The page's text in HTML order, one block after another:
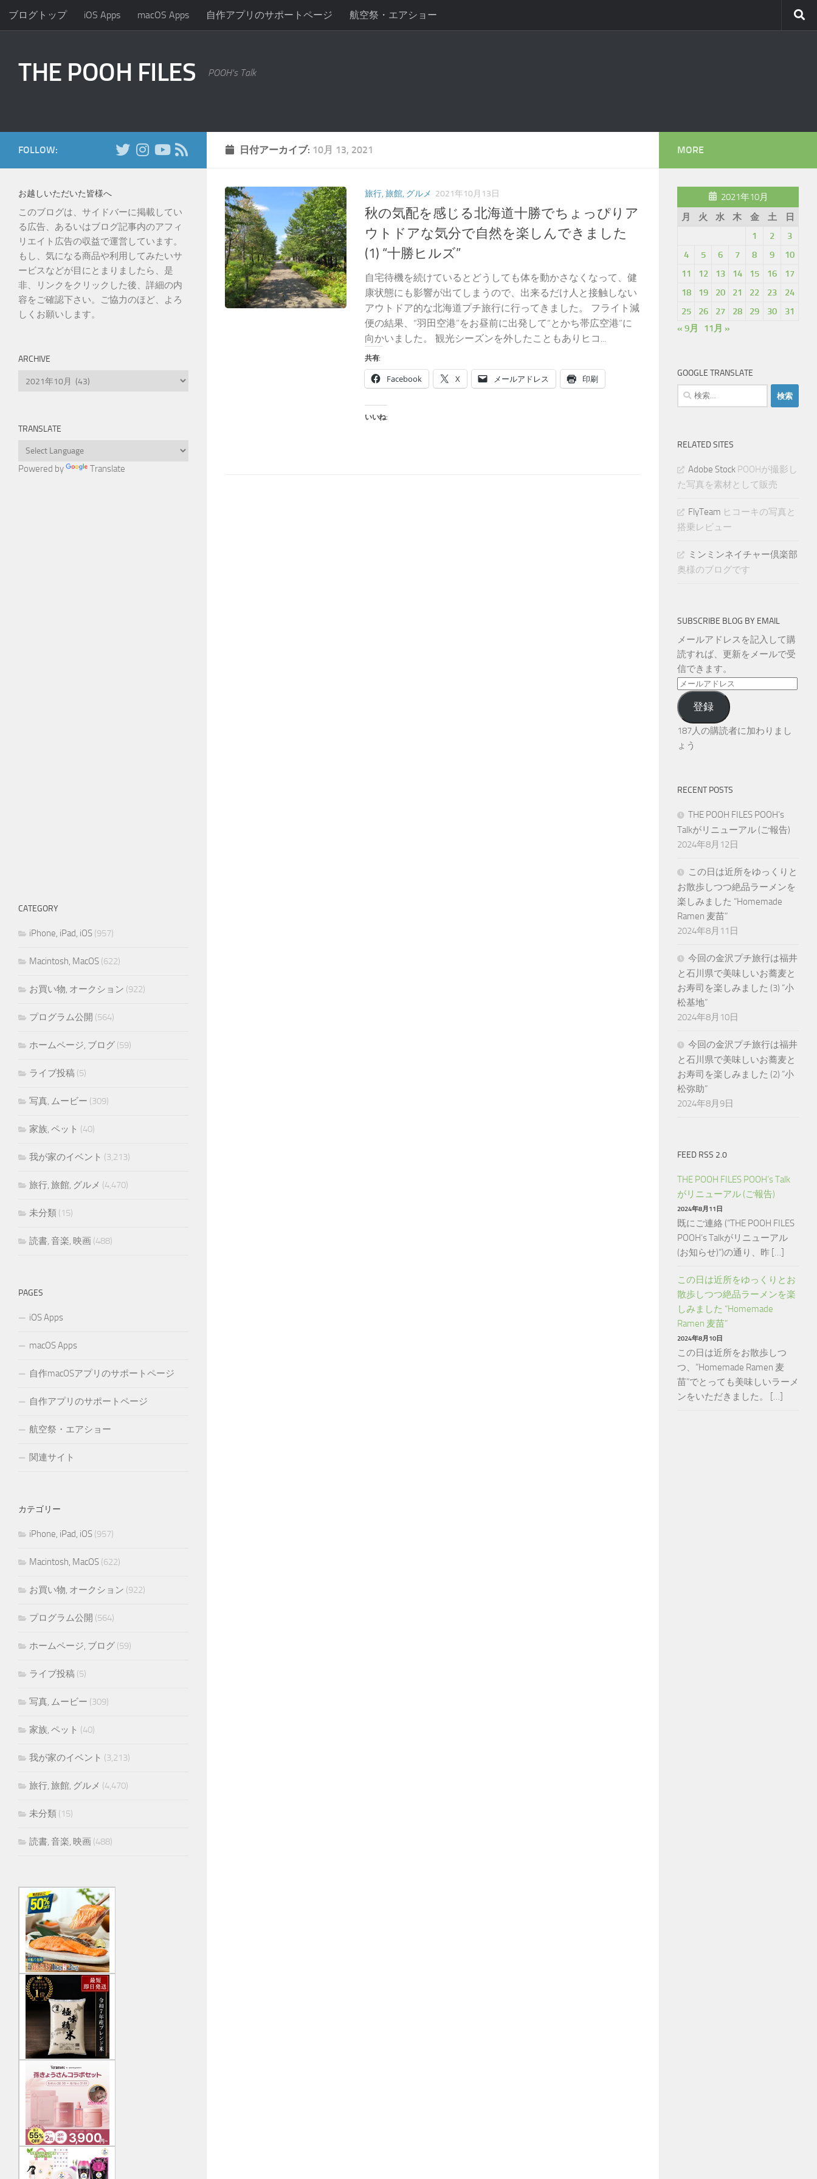
コンテンツへスキップ
ブログトップ iOS Apps macOS Apps 自作アプリのサポートページ 航空祭・エアショー
THE POOH FILES POOH's Talk
日付アーカイブ: 10月 13, 2021
旅行, 旅館, グルメ 2021年10月13日
秋の気配を感じる北海道十勝でちょっぴりア
ウトドアな気分で自然を楽しんできました
(1) “十勝ヒルズ”
自宅待機を続けているとどうしても体を動かさなくなって、健
康状態にも影響が出てしまうので、出来るだけ人と接触しない
アウトドア的な北海道プチ旅行に行ってきました。 フライト減
便の結果、“羽田空港”をお昼前に出発して“とかち帯広空港”に
向かいました。 観光シーズンを外したこともありヒコ...
共有:
Facebook X メールアドレス 印刷
いいね:
FOLLOW:
お越しいただいた皆様へ
このブログは、サイドバーに掲載してい
る広告、あるいはブログ記事内のアフィ
リエイト広告の収益で運営しています。
もし、気になる商品や利用してみたいサ
ービスなどが目にとまりましたら、是
非、リンクをクリックした後、詳細の内
容をご確認下さい。ご協力のほど、よろ
しくお願いします。
ARCHIVE
Archive
TRANSLATE
Powered by Translate
CATEGORY
iPhone, iPad, iOS (957)
Macintosh, MacOS (622)
お買い物, オークション (922)
プログラム公開 (564)
ホームページ, ブログ (59)
ライブ投稿 (5)
写真, ムービー (309)
家族, ペット (40)
我が家のイベント (3,213)
旅行, 旅館, グルメ (4,470)
未分類 (15)
読書, 音楽, 映画 (488)
PAGES
iOS Apps
macOS Apps
自作macOSアプリのサポートページ
自作アプリのサポートページ
航空祭・エアショー
関連サイト
カテゴリー
iPhone, iPad, iOS (957)
Macintosh, MacOS (622)
お買い物, オークション (922)
プログラム公開 (564)
ホームページ, ブログ (59)
ライブ投稿 (5)
写真, ムービー (309)
家族, ペット (40)
我が家のイベント (3,213)
旅行, 旅館, グルメ (4,470)
未分類 (15)
読書, 音楽, 映画 (488)
MORE
2021年10月
月
火 水 木 金 土
日
1
2
3
4
5 6 7 8 9
10
11
12 13 14 15 16
17
18
19 20 21 22 23
24
25
26 27 28 29 30
31
« 9月
11月 »
GOOGLE TRANSLATE
検
索:
RELATED SITES
Adobe Stock POOHが撮影し
た写真を素材として販売
FlyTeam ヒコーキの写真と
搭乗レビュー
ミンミンネイチャー倶楽部
奥様のブログです
SUBSCRIBE BLOG BY EMAIL
メールアドレスを記入して購
読すれば、更新をメールで受
信できます。
メ
ー
ル
ア
ド
登録
187人の購読者に加わりまし
ょう
RECENT POSTS
THE POOH FILES POOH’s
Talkがリニューアル (ご報告)
2024年8月12日
この日は近所をゆっくりと
お散歩しつつ絶品ラーメンを
楽しみました “Homemade
Ramen 麦苗”
2024年8月11日
今回の金沢プチ旅行は福井
と石川県で美味しいお蕎麦と
お寿司を楽しみました (3) “小
松基地”
2024年8月10日
今回の金沢プチ旅行は福井
と石川県で美味しいお蕎麦と
お寿司を楽しみました (2) “小
松弥助”
2024年8月9日
FEED RSS 2.0
THE POOH FILES POOH’s Talk
がリニューアル (ご報告)
2024年8月11日
既にご連絡 (“THE POOH FILES
POOH’s Talkがリニューアル
(お知らせ)“)の通り、昨 […]
この日は近所をゆっくりとお
散歩しつつ絶品ラーメンを楽
しみました “Homemade
Ramen 麦苗”
2024年8月10日
この日は近所をお散歩しつ
つ、”Homemade Ramen 麦
苗”でとっても美味しいラーメ
ンをいただきました。 […]